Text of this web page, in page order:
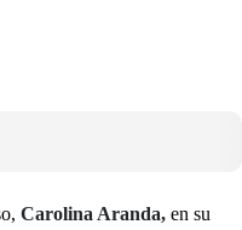
Carolina Aranda, en su